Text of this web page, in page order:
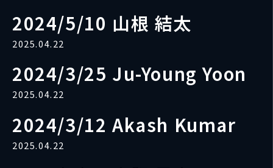
2024/5/10 山根 結太
2025.04.22
2024/3/25 Ju-Young Yoon
2025.04.22
2024/3/12 Akash Kumar
2025.04.22